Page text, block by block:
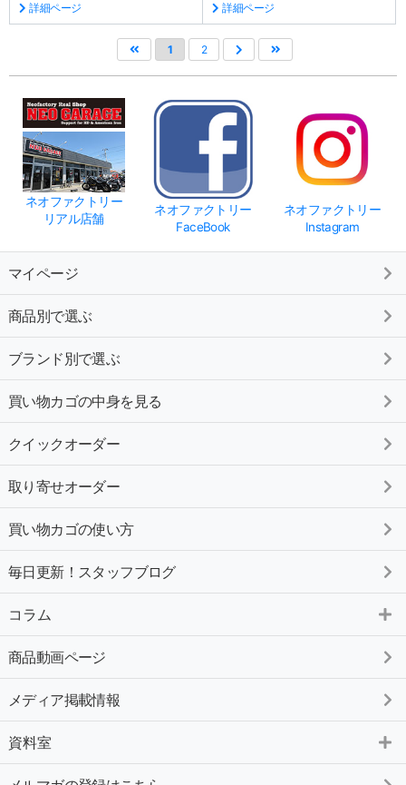
詳細ページ
詳細ページ
1 2
ネオファクトリー
リアル店舗
ネオファクトリー
FaceBook
ネオファクトリー
Instagram
マイページ
商品別で選ぶ
ブランド別で選ぶ
買い物カゴの中身を見る
クイックオーダー
取り寄せオーダー
買い物カゴの使い方
毎日更新！スタッフブログ
コラム
商品動画ページ
メディア掲載情報
資料室